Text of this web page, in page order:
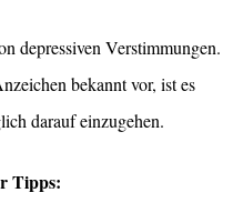
depressiven Verstimmungen.
bekannt vor, ist es
darauf einzugehen.
Tipps: